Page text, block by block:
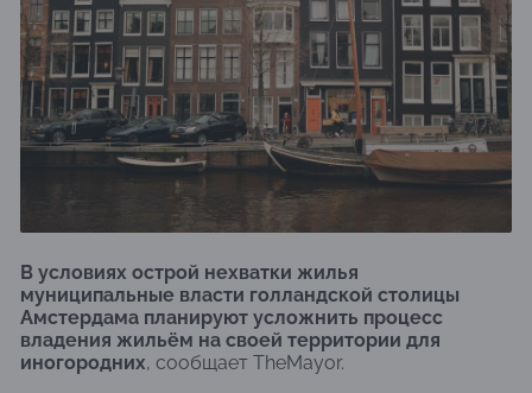
В условиях острой нехватки жилья
муниципальные власти голландской столицы
Амстердама планируют усложнить процесс
владения жильём на своей территории для
иногородних, сообщает TheMayor.